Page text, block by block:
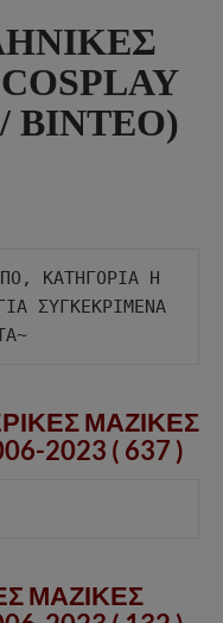
ΒΙΝΤΕΟ)
ΚΑΤΗΓΟΡΙΑ Η
ΣΥΓΚΕΚΡΙΜΕΝΑ
ΑΠΟΤΕΛΕΣΜΑΤΑ~
ΜΑΖΙΚΕΣ
2023 ( 637 )
ΜΑΖΙΚΕΣ